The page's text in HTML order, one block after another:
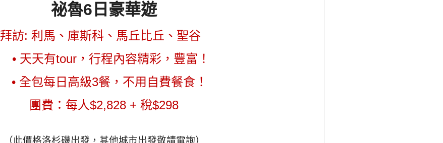
祕魯6日豪華遊
拜訪: 利馬、庫斯科、馬丘比丘 、 聖谷
• 天天有tour，行程內容精彩，豐富！
• 全包每日高級3餐，不用自費餐食！
團費：每人$2,828 + 稅$298
（此價格洛杉磯出發，其他城市出發敬請電詢）